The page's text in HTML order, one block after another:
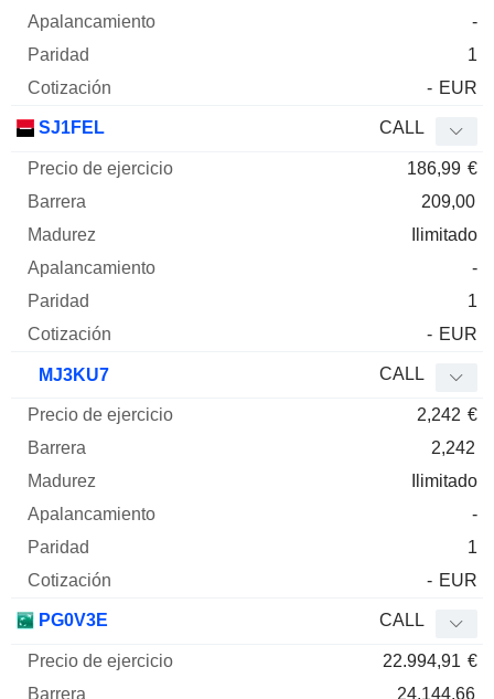
-
1
- EUR
SJ1FEL CALL
186,99 €
209,00
Ilimitado
-
1
- EUR
MJ3KU7 CALL
2,242 €
2,242
Ilimitado
-
1
- EUR
PG0V3E CALL
22.994,91 €
24.144,66